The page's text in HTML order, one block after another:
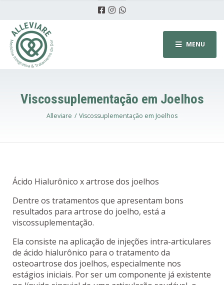
MENU
Viscossuplementação em Joelhos
Alleviare Viscossuplementação em Joelhos
Ácido Hialurônico x artrose dos joelhos
Dentre os tratamentos que apresentam bons
resultados para artrose do joelho, está a
viscossuplementação.
Ela consiste na aplicação de injeções intra-articulares
de ácido hialurônico para o tratamento da
osteoartrose dos joelhos, especialmente nos
estágios iniciais. Por ser um componente já existente